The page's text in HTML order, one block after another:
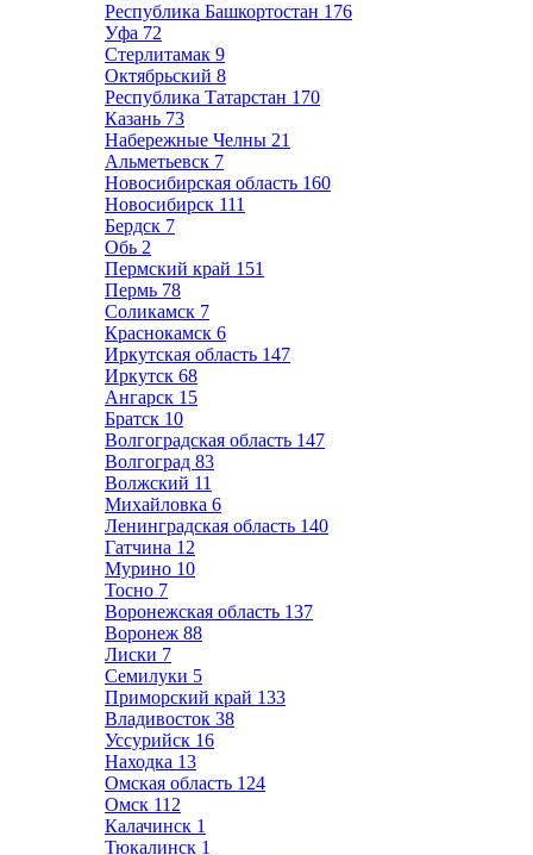
Республика Башкортостан 176
Уфа 72
Стерлитамак 9
Октябрьский 8
Республика Татарстан 170
Казань 73
Набережные Челны 21
Альметьевск 7
Новосибирская область 160
Новосибирск 111
Бердск 7
Обь 2
Пермский край 151
Пермь 78
Соликамск 7
Краснокамск 6
Иркутская область 147
Иркутск 68
Ангарск 15
Братск 10
Волгоградская область 147
Волгоград 83
Волжский 11
Михайловка 6
Ленинградская область 140
Гатчина 12
Мурино 10
Тосно 7
Воронежская область 137
Воронеж 88
Лиски 7
Семилуки 5
Приморский край 133
Владивосток 38
Уссурийск 16
Находка 13
Омская область 124
Омск 112
Калачинск 1
Тюкалинск 1